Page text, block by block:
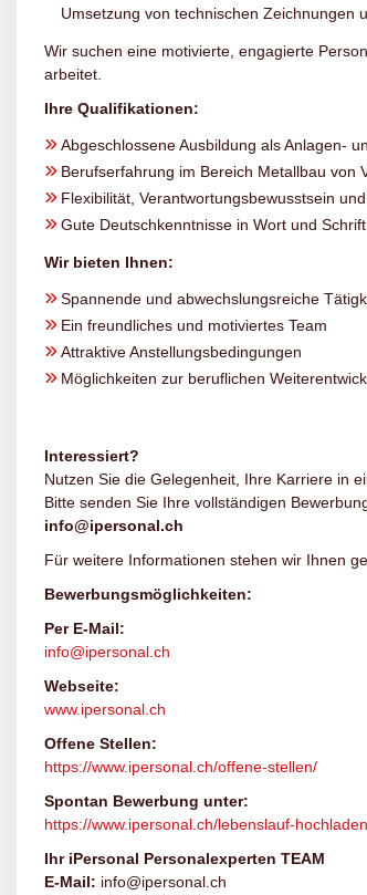
Umsetzung von technischen Zeichnungen
Wir suchen eine motivierte, engagierte
arbeitet.
Ihre Qualifikationen:
Abgeschlossene Ausbildung als Anlagen-
Berufserfahrung im Bereich Metallbau von
Flexibilität, Verantwortungsbewusstsein
Gute Deutschkenntnisse in Wort und Schrift
Wir bieten Ihnen:
Spannende und abwechslungsreiche
Ein freundliches und motiviertes Team
Attraktive Anstellungsbedingungen
Möglichkeiten zur beruflichen
Interessiert?
Nutzen Sie die Gelegenheit, Ihre Karriere in
Bitte senden Sie Ihre vollständigen
info@ipersonal.ch
Für weitere Informationen stehen wir Ihnen
Bewerbungsmöglichkeiten:
Per E-Mail:
info@ipersonal.ch
Webseite:
www.ipersonal.ch
Offene Stellen:
https://www.ipersonal.ch/offene-stellen/
Spontan Bewerbung unter:
https://www.ipersonal.ch/lebenslauf-
Ihr iPersonal Personalexperten TEAM
E-Mail: info@ipersonal.ch